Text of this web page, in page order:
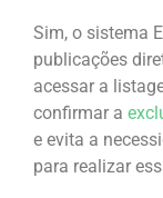
Sim, o sistema
publicações
acessar a
confirmar a
e evita a
para realizar